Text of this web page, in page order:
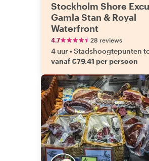
Stockholm Shore
Gamla Stan & Royal
Waterfront
4.7 28 reviews
4 uur •Stadshoogtepunten
vanaf €79.41 per persoon